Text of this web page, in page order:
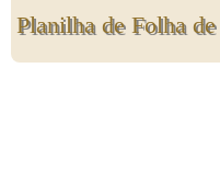
Planilha de Folha